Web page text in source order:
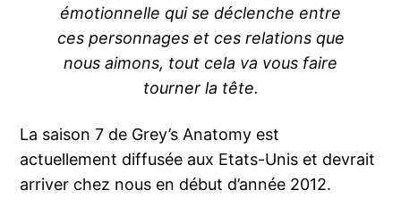
émotionnelle qui se déclenche entre
ces personnages et ces relations que
nous aimons, tout cela va vous faire
tourner la tête.
La saison 7 de Grey’s Anatomy est
actuellement diffusée aux Etats-Unis et devrait
arriver chez nous en début d’année 2012.